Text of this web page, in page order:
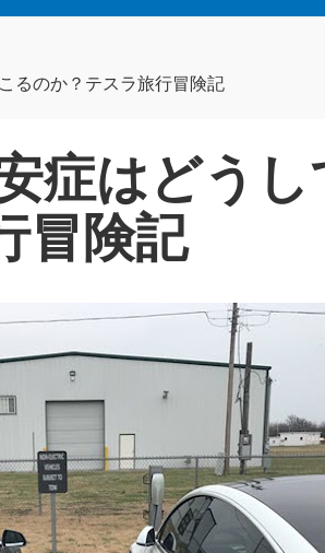
るのか？テスラ旅行冒険記
症はどう
冒険記